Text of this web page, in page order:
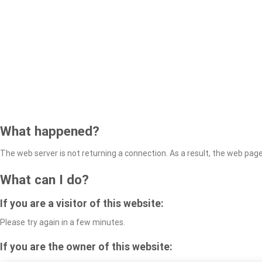
What happened?
The web server is not returning a connection. As a result, the web
What can I do?
If you are a visitor of this website:
Please try again in a few minutes.
If you are the owner of this website: